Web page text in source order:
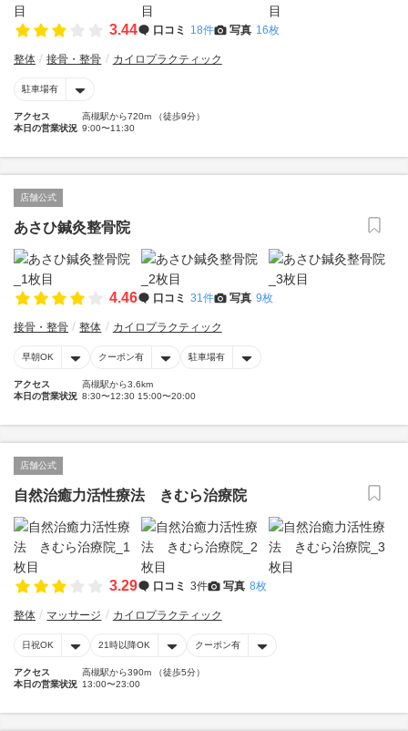
3.44 口コミ 18件 写真 16枚
整体 接骨・整骨 カイロプラクティック
駐車場有
アクセス
高槻駅から720m （徒歩9分）
本日の営業状況 9:00〜11:30
店舗公式
あさひ鍼灸整骨院
4.46 口コミ 31件 写真 9枚
接骨・整骨 整体 カイロプラクティック
早朝OK クーポン有 駐車場有
アクセス
高槻駅から3.6km
本日の営業状況 8:30〜12:30 15:00〜20:00
店舗公式
自然治癒力活性療法 きむら治療院
3.29 口コミ 3件 写真 8枚
整体 マッサージ カイロプラクティック
日祝OK 21時以降OK クーポン有
アクセス
高槻駅から390m （徒歩5分）
本日の営業状況 13:00〜23:00